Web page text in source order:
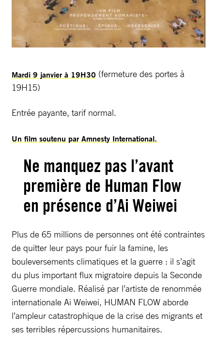
Mardi 9 janvier à 19H30 (fermeture des portes à
19H15)
Entrée payante, tarif normal.
Un film soutenu par Amnesty International.
Ne manquez pas l’avant
première de Human Flow
en présence d’Ai Weiwei
Plus de 65 millions de personnes ont été contraintes
de quitter leur pays pour fuir la famine, les
bouleversements climatiques et la guerre : il s’agit
du plus important flux migratoire depuis la Seconde
Guerre mondiale. Réalisé par l’artiste de renommée
internationale Ai Weiwei, HUMAN FLOW aborde
l’ampleur catastrophique de la crise des migrants et
ses terribles répercussions humanitaires.